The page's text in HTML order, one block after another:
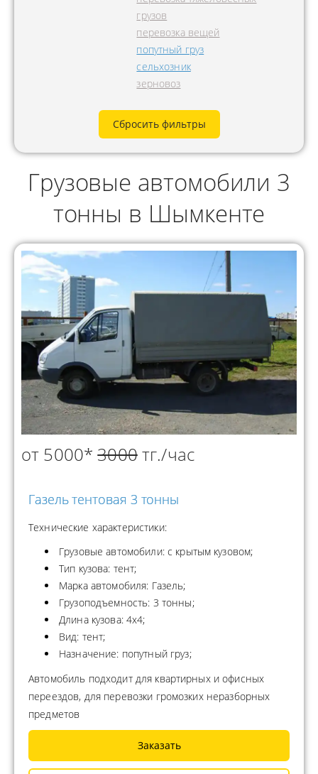
грузов
перевозка вещей
попутный груз
сельхозник
зерновоз
Сбросить фильтры
Грузовые автомобили 3
тонны в Шымкенте
от 5000*3000тг./час
Газель тентовая 3 тонны
Технические характеристики:
Грузовые автомобили: с крытым кузовом;
Тип кузова: тент;
Марка автомобиля: Газель;
Грузоподъемность: 3 тонны;
Длина кузова: 4x4;
Вид: тент;
Назначение: попутный груз;
Автомобиль подходит для квартирных и офисных
переездов, для перевозки громозких неразборных
предметов
Заказать